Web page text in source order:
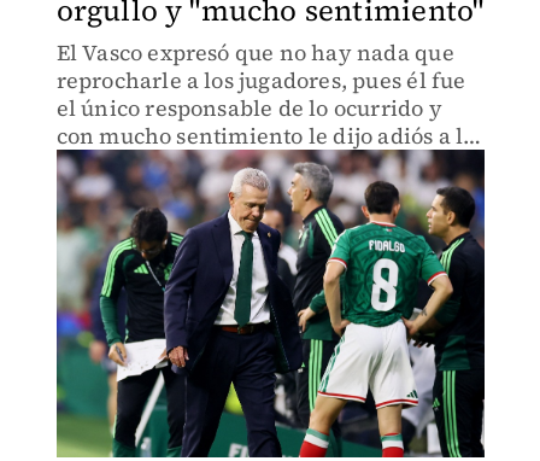
orgullo y "mucho sentimiento"
El Vasco expresó que no hay nada que
reprocharle a los jugadores, pues él fue
el único responsable de lo ocurrido y
con mucho sentimiento le dijo adiós a la
Selección Mexicana.